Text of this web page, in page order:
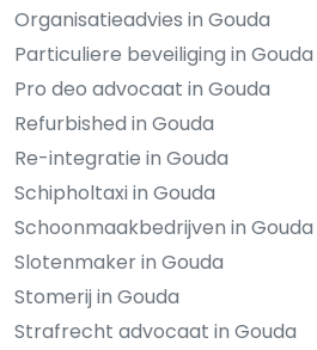
Organisatieadvies in Gouda
Particuliere beveiliging in Gouda
Pro deo advocaat in Gouda
Refurbished in Gouda
Re-integratie in Gouda
Schipholtaxi in Gouda
Schoonmaakbedrijven in Gouda
Slotenmaker in Gouda
Stomerij in Gouda
Strafrecht advocaat in Gouda